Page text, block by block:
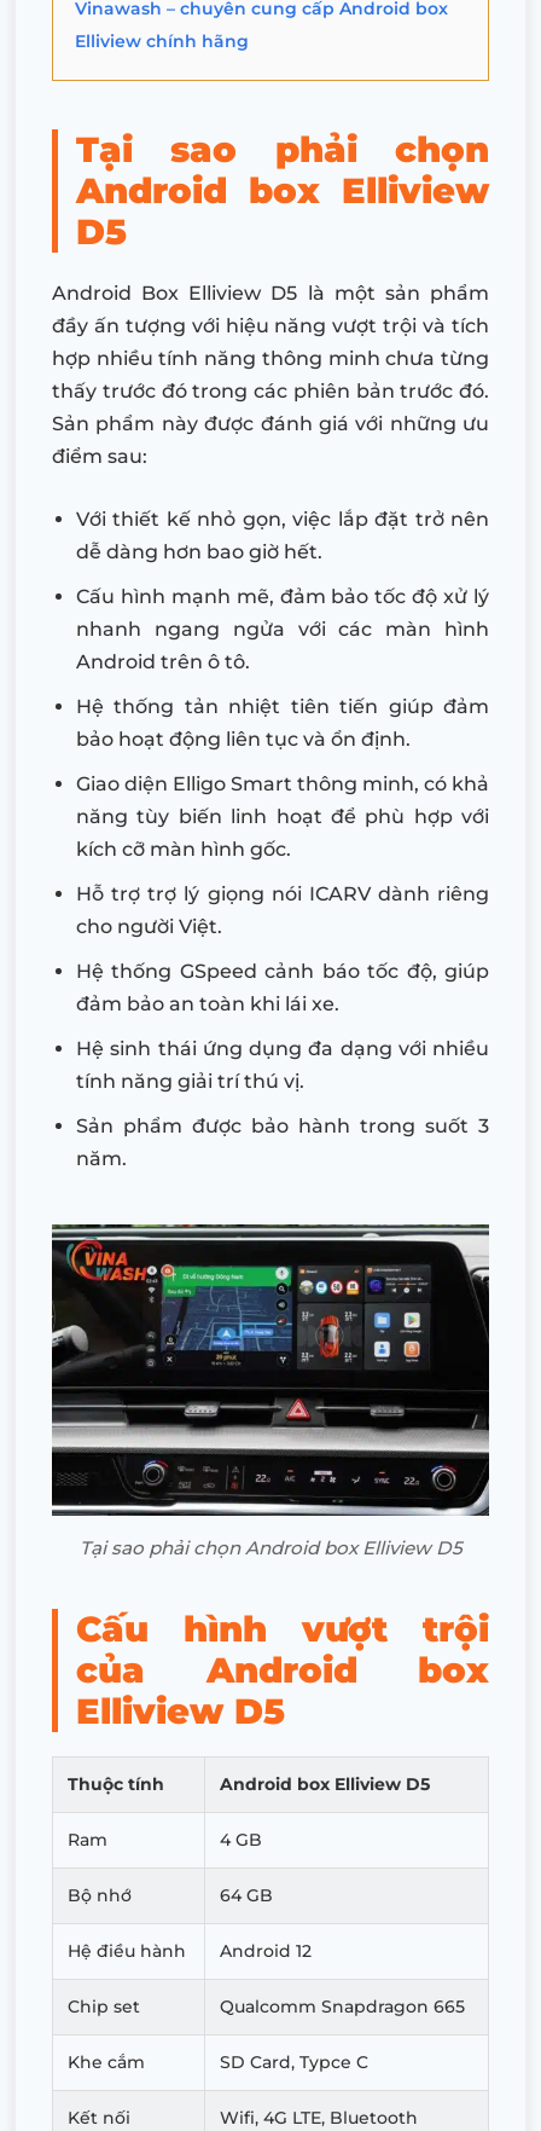
Vinawash – chuyên cung cấp Android box
Elliview chính hãng
Tại sao phải chọn
Android box Elliview
D5
Android Box Elliview D5 là một sản phẩm
đầy ấn tượng với hiệu năng vượt trội và tích
hợp nhiều tính năng thông minh chưa từng
thấy trước đó trong các phiên bản trước đó.
Sản phẩm này được đánh giá với những ưu
điểm sau:
Với thiết kế nhỏ gọn, việc lắp đặt trở nên
dễ dàng hơn bao giờ hết.
Cấu hình mạnh mẽ, đảm bảo tốc độ xử lý
nhanh ngang ngửa với các màn hình
Android trên ô tô.
Hệ thống tản nhiệt tiên tiến giúp đảm
bảo hoạt động liên tục và ổn định.
Giao diện Elligo Smart thông minh, có khả
năng tùy biến linh hoạt để phù hợp với
kích cỡ màn hình gốc.
Hỗ trợ trợ lý giọng nói ICARV dành riêng
cho người Việt.
Hệ thống GSpeed cảnh báo tốc độ, giúp
đảm bảo an toàn khi lái xe.
Hệ sinh thái ứng dụng đa dạng với nhiều
tính năng giải trí thú vị.
Sản phẩm được bảo hành trong suốt 3
năm.
Tại sao phải chọn Android box Elliview D5
Cấu hình vượt trội
của Android box
Elliview D5
Thuộc tính Android box Elliview D5
Ram 4 GB
Bộ nhớ 64 GB
Hệ điều hành Android 12
Chip set Qualcomm Snapdragon 665
Khe cắm SD Card, Typce C
Kết nối Wifi, 4G LTE, Bluetooth